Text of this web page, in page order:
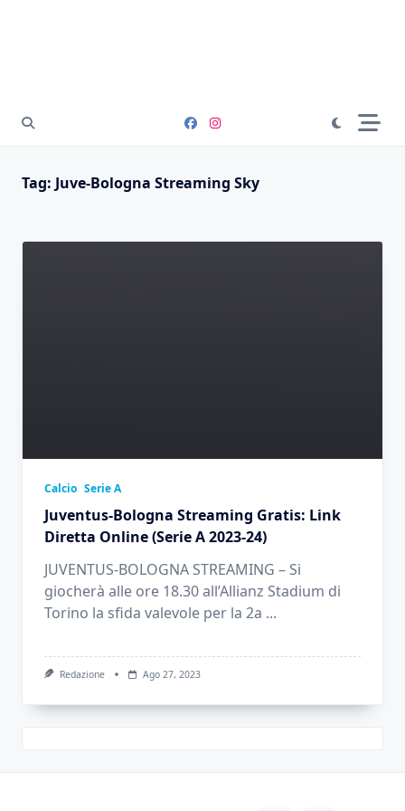
Tag: Juve-Bologna Streaming Sky
Calcio Serie A
Juventus-Bologna Streaming Gratis: Link
Diretta Online (Serie A 2023-24)
JUVENTUS-BOLOGNA STREAMING – Si
giocherà alle ore 18.30 all’Allianz Stadium di
Torino la sfida valevole per la 2a ...
Redazione Ago 27, 2023